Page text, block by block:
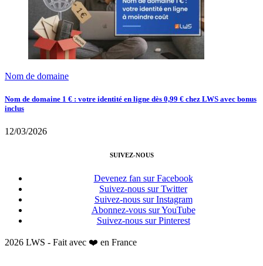
Nom de domaine
Nom de domaine 1 € : votre identité en ligne dès 0,99 € chez LWS avec bonus
inclus
12/03/2026
SUIVEZ-NOUS
Devenez fan sur Facebook
Suivez-nous sur Twitter
Suivez-nous sur Instagram
Abonnez-vous sur YouTube
Suivez-nous sur Pinterest
2026 LWS - Fait avec ❤️ en France